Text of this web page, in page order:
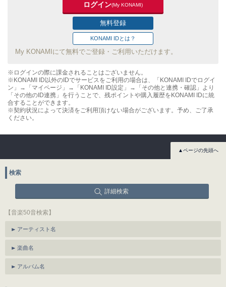
ログイン(My KONAMI)
無料登録
KONAMI IDとは？
My KONAMIにて無料でご登録・ご利用いただけます。
※ログインの際に課金されることはございません。
※KONAMI ID以外のIDでサービスをご利用の場合は、「KONAMI IDでログイ
ン」→「マイページ」→「KONAMI ID設定」→「その他と連携・確認」より
「その他のID連携」を行うことで、残ポイントや購入履歴をKONAMI IDに統
合することができます。
※契約状況によって決済をご利用頂けない場合がございます。予め、ご了承
ください。
▲ページの先頭へ
検索
詳細検索
【音楽50音検索】
アーティスト名
楽曲名
アルバム名